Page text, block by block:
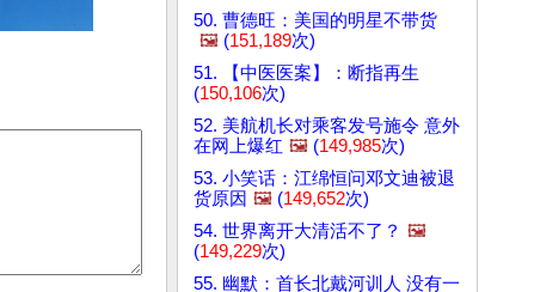
50. 曹德旺：美国的明星不带货
🖼️ (151,189次)
51. 【中医医案】：断指再生
(150,106次)
52. 美航机长对乘客发号施令 意外
在网上爆红 🖼️ (149,985次)
53. 小笑话：江绵恒问邓文迪被退
货原因 🖼️ (149,652次)
54. 世界离开大清活不了？ 🖼️
(149,229次)
55. 幽默：首长北戴河训人 没有一